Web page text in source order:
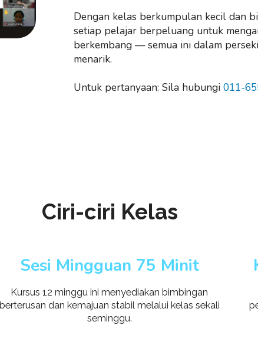
Dengan kelas berkumpulan kecil dan
setiap pelajar berpeluang untuk
berkembang — semua ini dalam
menarik.
Untuk pertanyaan: Sila hubungi 011-
Ciri-ciri Kelas
Sesi Mingguan 75 Minit
Kursus 12 minggu ini menyediakan bimbingan
berterusan dan kemajuan stabil melalui kelas sekali
seminggu.